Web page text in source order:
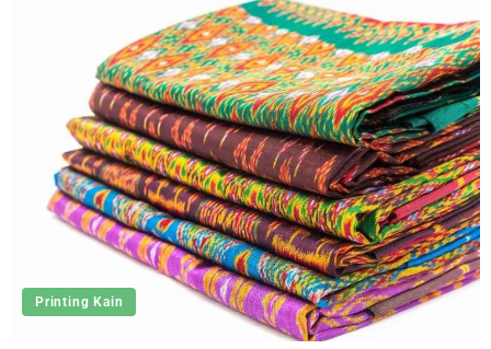
Printing Kain